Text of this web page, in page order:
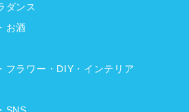
ダンス
お酒
フラワー・DIY・インテリア
SNS